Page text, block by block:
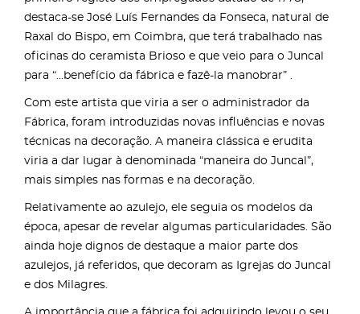
destaca-se José Luís Fernandes da Fonseca, natural de
Raxal do Bispo, em Coimbra, que terá trabalhado nas
oficinas do ceramista Brioso e que veio para o Juncal
para “...benefício da fábrica e fazê-la manobrar” .
Com este artista que viria a ser o administrador da
Fábrica, foram introduzidas novas influências e novas
técnicas na decoração. A maneira clássica e erudita
viria a dar lugar à denominada “maneira do Juncal”,
mais simples nas formas e na decoração.
Relativamente ao azulejo, ele seguia os modelos da
época, apesar de revelar algumas particularidades. São
ainda hoje dignos de destaque a maior parte dos
azulejos, já referidos, que decoram as Igrejas do Juncal
e dos Milagres.